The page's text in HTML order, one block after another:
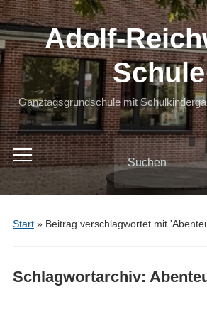
Adolf-
Schule
Ganztagsgrundschule mit
Toggle
mobile
menu
Search
for:
Start» Beitrag verschlagwortet mit
Schlagwortarchiv: